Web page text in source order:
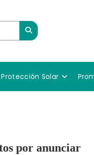
Protección Solar
por anunciar